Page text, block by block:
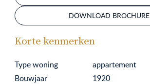
DOWNLOAD BROCHURE
Korte kenmerken
Type woning
appartement
Bouwjaar
1920